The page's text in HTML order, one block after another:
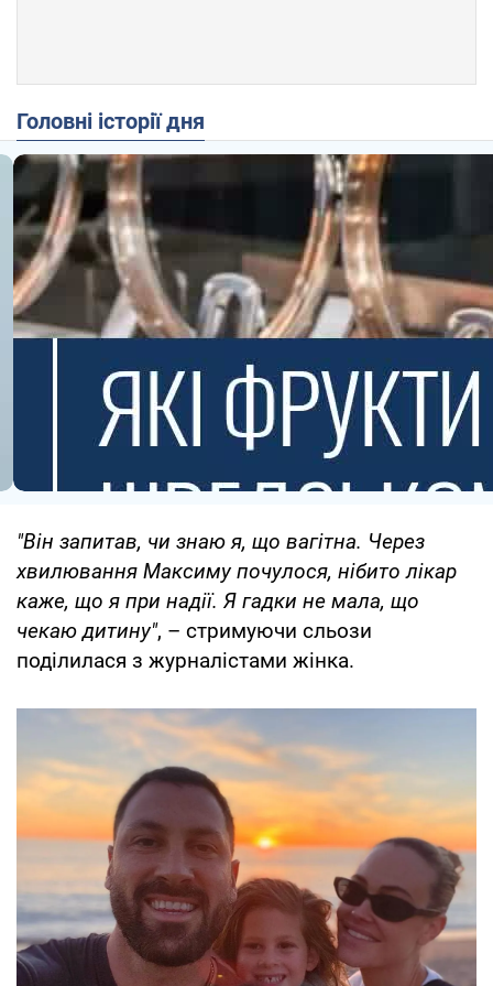
Головні історії дня
"Він запитав, чи знаю я, що вагітна. Через
хвилювання Максиму почулося, нібито лікар
каже, що я при надії. Я гадки не мала, що
чекаю дитину", – стримуючи сльози
поділилася з журналістами жінка.